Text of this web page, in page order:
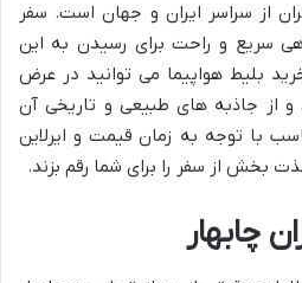
از سراسر ایران و جهان است. سفر
سریع و راحت برای رسیدن به این
بلیط هواپیما می توانید در عرض
از جاذبه های طبیعی و تاریخی آن
با توجه به زمان قیمت و ایرلاین
بخش از سفر را برای شما رقم بزند.
چابهار